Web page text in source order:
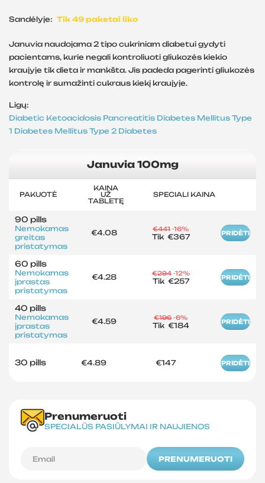
Sandėlyje: Tik 49 paketai liko
Januvia naudojama 2 tipo cukriniam diabetui gydyti
pacientams, kurie negali kontroliuoti gliukozės kiekio
kraujyje tik dieta ir mankšta. Jis padeda pagerinti gliukozės
kontrolę ir sumažinti cukraus kiekį kraujyje.
Ligų:
Diabetic Ketoacidosis Pancreatitis Diabetes Mellitus Type
1 Diabetes Mellitus Type 2 Diabetes
Januvia 100mg
PAKUOTĖ
KAINA
UŽ
TABLETĘ
SPECIALI KAINA
90 pills
Nemokamas
greitas
pristatymas
€4.08 €441 -16%
Tik €367 PRIDĖTI
60 pills
Nemokamas
įprastas
pristatymas
€4.28 €294 -12%
Tik €257 PRIDĖTI
40 pills
Nemokamas
įprastas
pristatymas
€4.59 €196 -6%
Tik €184 PRIDĖTI
30 pills €4.89 €147 PRIDĖTI
Prenumeruoti
SPECIALŪS PASIŪLYMAI IR NAUJIENOS
PRENUMERUOTI